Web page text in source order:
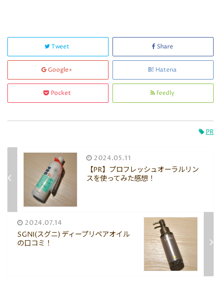
Tweet Share
Google+ Hatena
Pocket feedly
PR
2024.05.11
【PR】プロフレッシュオーラルリン
スを使ってみた感想！
2024.07.14
SGNI(スグニ) ディープリペアオイル
の口コミ！